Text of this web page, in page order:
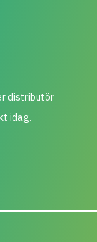
distributör
idag.